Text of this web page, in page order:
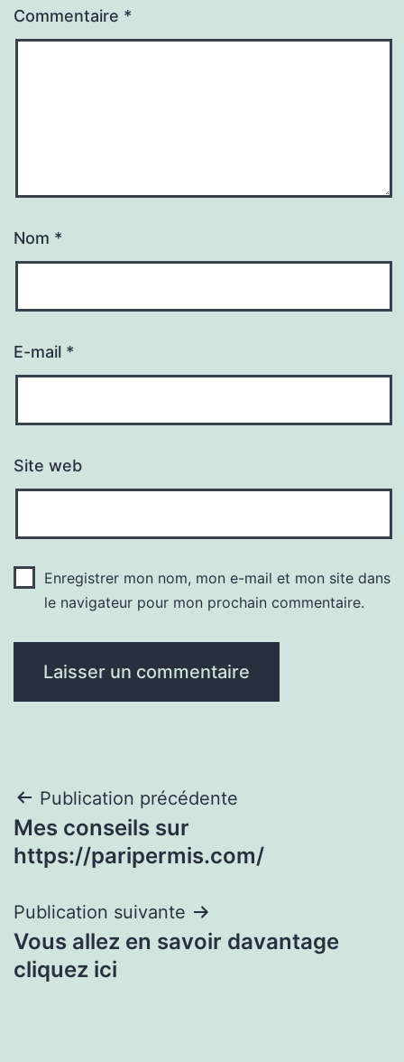
Commentaire *
Nom *
E-mail *
Site web
Enregistrer mon nom, mon e-mail et mon site dans
le navigateur pour mon prochain commentaire.
Navigation
de
Publication précédente
Mes conseils sur
https://paripermis.com/
Publication suivante
Vous allez en savoir davantage
cliquez ici